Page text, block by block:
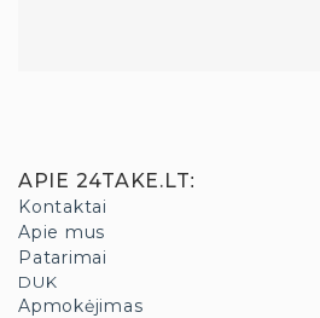
APIE 24TAKE.LT:
Kontaktai
Apie mus
Patarimai
DUK
Apmokėjimas